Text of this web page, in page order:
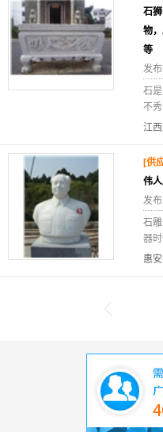
石
物
等
发
石
不
江
[供
伟
发
石
器
惠